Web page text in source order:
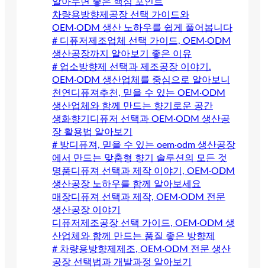
알아두면 좋은 핵심 포인트
차량용방향제공장 선택 가이드와
OEM·ODM 생산 노하우를 쉽게 풀어봅니다
# 디퓨저제조업체 선택 가이드, OEM·ODM
생산공장까지 알아보기 좋은 이유
# 업소방향제 선택과 제조공장 이야기.
OEM·ODM 생산업체를 중심으로 알아보니
천연디퓨져추천, 믿을 수 있는 OEM·ODM
생산업체와 함께 만드는 향기로운 공간
생화향기디퓨저 선택과 OEM·ODM 생산공
장 활용법 알아보기
# 방디퓨져, 믿을 수 있는 oem·odm 생산공장
에서 만드는 맞춤형 향기 솔루션의 모든 것
명품디퓨져 선택과 제작 이야기, OEM·ODM
생산공장 노하우를 함께 알아보세요
매장디퓨져 선택과 제작, OEM·ODM 전문
생산공장 이야기
디퓨저제조공장 선택 가이드, OEM·ODM 생
산업체와 함께 만드는 품질 좋은 방향제
# 차량용방향제제조, OEM·ODM 전문 생산
공장 선택법과 개발과정 알아보기